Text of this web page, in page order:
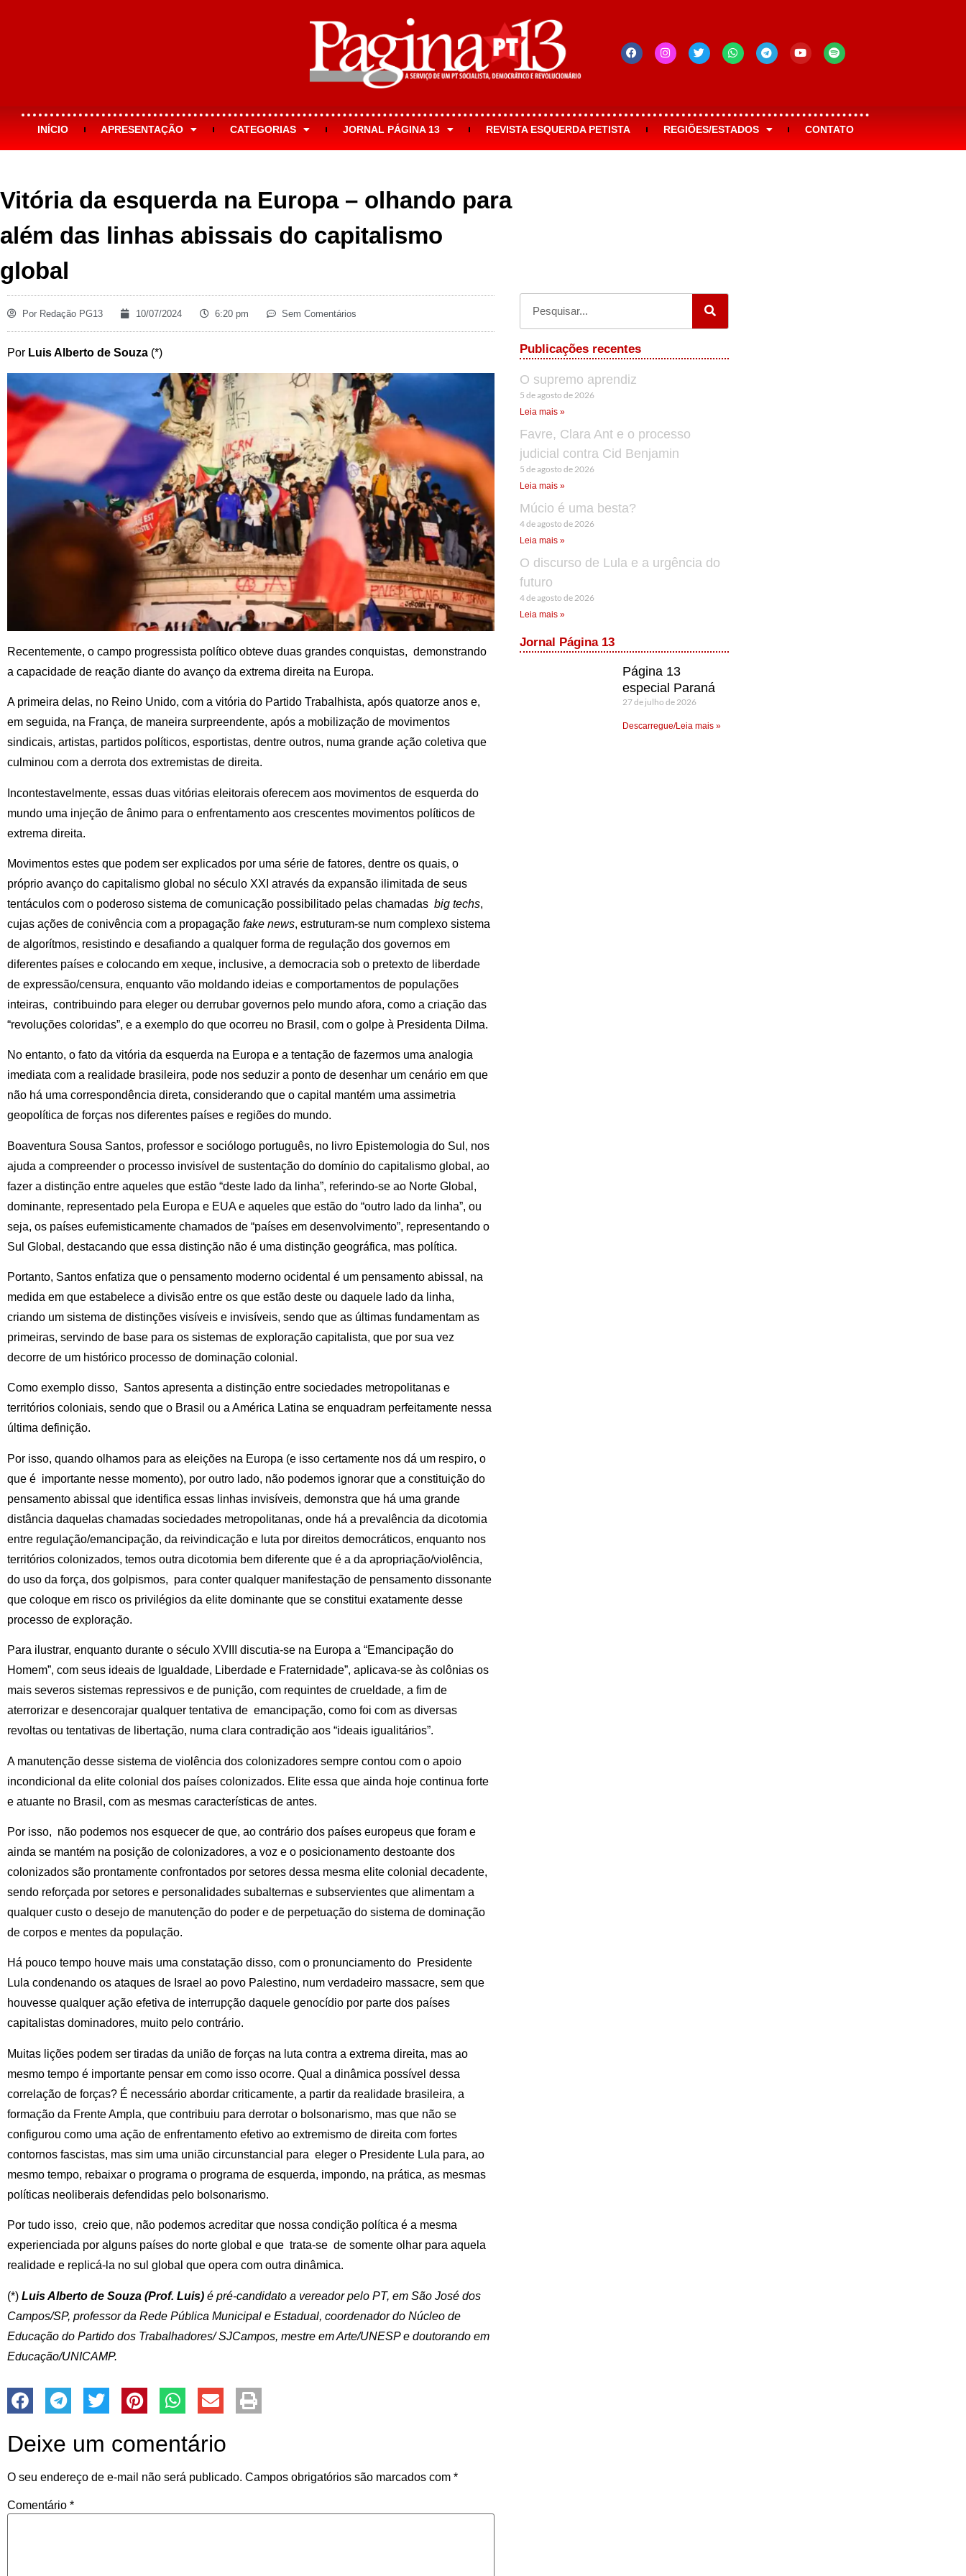
INÍCIO APRESENTAÇÃO CATEGORIAS JORNAL PÁGINA 13 REVISTA ESQUERDA PETISTA REGIÕES/ESTADOS CONTATO
Vitória da esquerda na Europa – olhando para
além das linhas abissais do capitalismo
global
Por Redação PG13 10/07/2024 6:20 pm Sem Comentários
Por Luis Alberto de Souza (*)
Recentemente, o campo progressista político obteve duas grandes conquistas, demonstrando
a capacidade de reação diante do avanço da extrema direita na Europa.
A primeira delas, no Reino Unido, com a vitória do Partido Trabalhista, após quatorze anos e,
em seguida, na França, de maneira surpreendente, após a mobilização de movimentos
sindicais, artistas, partidos políticos, esportistas, dentre outros, numa grande ação coletiva que
culminou com a derrota dos extremistas de direita.
Incontestavelmente, essas duas vitórias eleitorais oferecem aos movimentos de esquerda do
mundo uma injeção de ânimo para o enfrentamento aos crescentes movimentos políticos de
extrema direita.
Movimentos estes que podem ser explicados por uma série de fatores, dentre os quais, o
próprio avanço do capitalismo global no século XXI através da expansão ilimitada de seus
tentáculos com o poderoso sistema de comunicação possibilitado pelas chamadas big techs,
cujas ações de conivência com a propagação fake news, estruturam-se num complexo sistema
de algorítmos, resistindo e desafiando a qualquer forma de regulação dos governos em
diferentes países e colocando em xeque, inclusive, a democracia sob o pretexto de liberdade
de expressão/censura, enquanto vão moldando ideias e comportamentos de populações
inteiras, contribuindo para eleger ou derrubar governos pelo mundo afora, como a criação das
“revoluções coloridas”, e a exemplo do que ocorreu no Brasil, com o golpe à Presidenta Dilma.
No entanto, o fato da vitória da esquerda na Europa e a tentação de fazermos uma analogia
imediata com a realidade brasileira, pode nos seduzir a ponto de desenhar um cenário em que
não há uma correspondência direta, considerando que o capital mantém uma assimetria
geopolítica de forças nos diferentes países e regiões do mundo.
Boaventura Sousa Santos, professor e sociólogo português, no livro Epistemologia do Sul, nos
ajuda a compreender o processo invisível de sustentação do domínio do capitalismo global, ao
fazer a distinção entre aqueles que estão “deste lado da linha”, referindo-se ao Norte Global,
dominante, representado pela Europa e EUA e aqueles que estão do “outro lado da linha”, ou
seja, os países eufemisticamente chamados de “países em desenvolvimento”, representando o
Sul Global, destacando que essa distinção não é uma distinção geográfica, mas política.
Portanto, Santos enfatiza que o pensamento moderno ocidental é um pensamento abissal, na
medida em que estabelece a divisão entre os que estão deste ou daquele lado da linha,
criando um sistema de distinções visíveis e invisíveis, sendo que as últimas fundamentam as
primeiras, servindo de base para os sistemas de exploração capitalista, que por sua vez
decorre de um histórico processo de dominação colonial.
Como exemplo disso, Santos apresenta a distinção entre sociedades metropolitanas e
territórios coloniais, sendo que o Brasil ou a América Latina se enquadram perfeitamente nessa
última definição.
Por isso, quando olhamos para as eleições na Europa (e isso certamente nos dá um respiro, o
que é importante nesse momento), por outro lado, não podemos ignorar que a constituição do
pensamento abissal que identifica essas linhas invisíveis, demonstra que há uma grande
distância daquelas chamadas sociedades metropolitanas, onde há a prevalência da dicotomia
entre regulação/emancipação, da reivindicação e luta por direitos democráticos, enquanto nos
territórios colonizados, temos outra dicotomia bem diferente que é a da apropriação/violência,
do uso da força, dos golpismos, para conter qualquer manifestação de pensamento dissonante
que coloque em risco os privilégios da elite dominante que se constitui exatamente desse
processo de exploração.
Para ilustrar, enquanto durante o século XVIII discutia-se na Europa a “Emancipação do
Homem”, com seus ideais de Igualdade, Liberdade e Fraternidade”, aplicava-se às colônias os
mais severos sistemas repressivos e de punição, com requintes de crueldade, a fim de
aterrorizar e desencorajar qualquer tentativa de emancipação, como foi com as diversas
revoltas ou tentativas de libertação, numa clara contradição aos “ideais igualitários”.
A manutenção desse sistema de violência dos colonizadores sempre contou com o apoio
incondicional da elite colonial dos países colonizados. Elite essa que ainda hoje continua forte
e atuante no Brasil, com as mesmas características de antes.
Por isso, não podemos nos esquecer de que, ao contrário dos países europeus que foram e
ainda se mantém na posição de colonizadores, a voz e o posicionamento destoante dos
colonizados são prontamente confrontados por setores dessa mesma elite colonial decadente,
sendo reforçada por setores e personalidades subalternas e subservientes que alimentam a
qualquer custo o desejo de manutenção do poder e de perpetuação do sistema de dominação
de corpos e mentes da população.
Há pouco tempo houve mais uma constatação disso, com o pronunciamento do Presidente
Lula condenando os ataques de Israel ao povo Palestino, num verdadeiro massacre, sem que
houvesse qualquer ação efetiva de interrupção daquele genocídio por parte dos países
capitalistas dominadores, muito pelo contrário.
Muitas lições podem ser tiradas da união de forças na luta contra a extrema direita, mas ao
mesmo tempo é importante pensar em como isso ocorre. Qual a dinâmica possível dessa
correlação de forças? É necessário abordar criticamente, a partir da realidade brasileira, a
formação da Frente Ampla, que contribuiu para derrotar o bolsonarismo, mas que não se
configurou como uma ação de enfrentamento efetivo ao extremismo de direita com fortes
contornos fascistas, mas sim uma união circunstancial para eleger o Presidente Lula para, ao
mesmo tempo, rebaixar o programa o programa de esquerda, impondo, na prática, as mesmas
políticas neoliberais defendidas pelo bolsonarismo.
Por tudo isso, creio que, não podemos acreditar que nossa condição política é a mesma
experienciada por alguns países do norte global e que trata-se de somente olhar para aquela
realidade e replicá-la no sul global que opera com outra dinâmica.
(*) Luis Alberto de Souza (Prof. Luis) é pré-candidato a vereador pelo PT, em São José dos
Campos/SP, professor da Rede Pública Municipal e Estadual, coordenador do Núcleo de
Educação do Partido dos Trabalhadores/ SJCampos, mestre em Arte/UNESP e doutorando em
Educação/UNICAMP.
Deixe um comentário
O seu endereço de e-mail não será publicado. Campos obrigatórios são marcados com *
Comentário *
Publicações recentes
O supremo aprendiz
5 de agosto de 2026
Leia mais »
Favre, Clara Ant e o processo
judicial contra Cid Benjamin
5 de agosto de 2026
Leia mais »
Múcio é uma besta?
4 de agosto de 2026
Leia mais »
O discurso de Lula e a urgência do
futuro
4 de agosto de 2026
Leia mais »
Jornal Página 13
Página 13
especial Paraná
27 de julho de 2026
Descarregue/Leia mais »